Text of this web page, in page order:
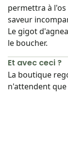
permettra à
saveur
Le gigot
le boucher.
Et avec ceci ?
La boutique
n'attendent